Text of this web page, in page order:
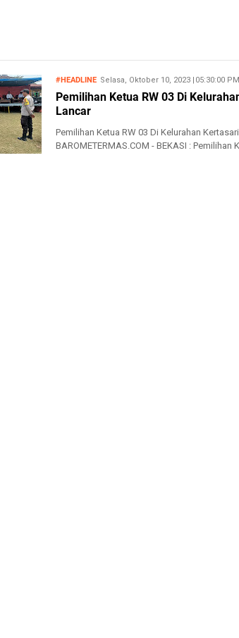
#HEADLINE Selasa, Oktober 10, 202310/10/2023 05:30:00 PM
Pemilihan Ketua RW 03 Di
Lancar
Pemilihan Ketua RW 03 Di Kelurahan
BAROMETERMAS.COM - BEKASI : Pemilihan